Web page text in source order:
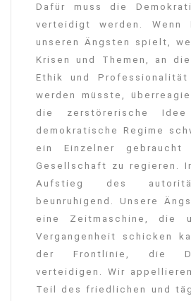
Dafür muss die
verteidigt werden. Wenn
unseren Ängsten spielt,
Krisen und Themen, an
Ethik und Professionalität
werden müsste,
die zerstörerische
demokratische Regime
ein Einzelner
Gesellschaft zu regieren.
Aufstieg des
beunruhigend. Unsere
eine Zeitmaschine, die
Vergangenheit schicken
der Frontlinie, die
verteidigen. Wir
Teil des friedlichen und